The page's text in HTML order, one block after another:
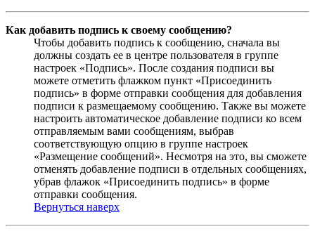
Как добавить подпись к своему сообщению?
Чтобы добавить подпись к сообщению, сначала вы
должны создать ее в центре пользователя в группе
настроек «Подпись». После создания подписи вы
можете отметить флажком пункт «Присоединить
подпись» в форме отправки сообщения для добавления
подписи к размещаемому сообщению. Также вы можете
настроить автоматическое добавление подписи ко всем
отправляемым вами сообщениям, выбрав
соответствующую опцию в группе настроек
«Размещение сообщений». Несмотря на это, вы сможете
отменять добавление подписи в отдельных сообщениях,
убрав флажок «Присоединить подпись» в форме
отправки сообщения.
Вернуться наверх